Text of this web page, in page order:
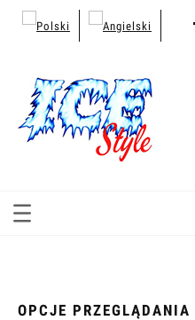
OPCJE PRZEGLĄDANIA